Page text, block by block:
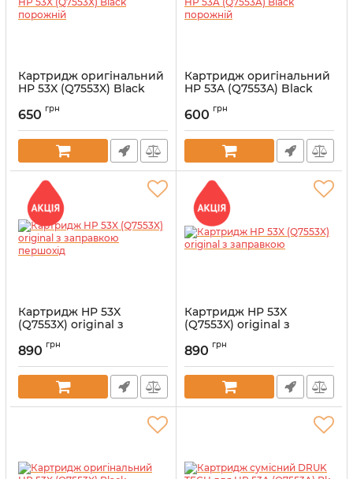
Картридж оригінальний
HP 53X (Q7553X) Black
Артикул:
650 грн
Картридж оригінальний
HP 53A (Q7553A) Black
Артикул:
600 грн
Картридж HP 53X
(Q7553X) original з
Артикул:
890 грн
Картридж HP 53X
(Q7553X) original з
Артикул:
890 грн